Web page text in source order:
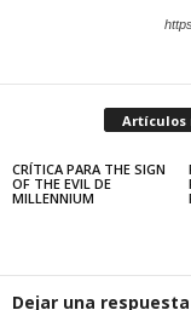
Artículos
CRÍTICA PARA THE SIGN
OF THE EVIL DE
MILLENNIUM
Dejar una respuesta